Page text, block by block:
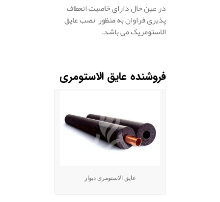
در عین حال دارای خاصیت انعطاف
پذیری فراوان به منظور نصب عایق
الاستومریک می باشد.
فروشنده عایق الاستومری
عایق الاستومری دیوار